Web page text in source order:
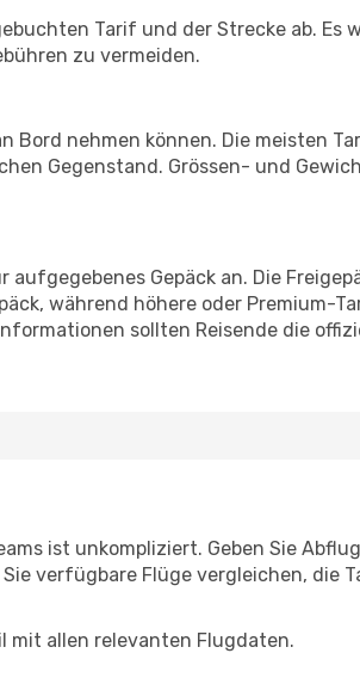
Tarif und der Strecke ab. Es
zu vermeiden.
nehmen können. Die meisten
Gegenstand. Grössen- und
Gepäck an. Die
während höhere oder Premium-
sollten Reisende die
ist unkompliziert. Geben Sie
verfügbare Flüge vergleichen, die
mit allen relevanten Flugdaten.